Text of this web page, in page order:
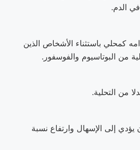
الدم.
كمحلي باستثناء الأشخاص الذين
من البوتاسيوم والفوسفور.
من التحلية.
يؤدي إلى الإسهال وارتفاع نسبة